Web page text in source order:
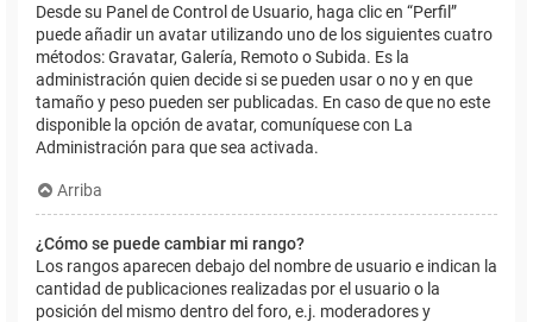
Desde su Panel de Control de Usuario, haga clic en “Perfil”
puede añadir un avatar utilizando uno de los siguientes cuatro
métodos: Gravatar, Galería, Remoto o Subida. Es la
administración quien decide si se pueden usar o no y en que
tamaño y peso pueden ser publicadas. En caso de que no este
disponible la opción de avatar, comuníquese con La
Administración para que sea activada.
Arriba
¿Cómo se puede cambiar mi rango?
Los rangos aparecen debajo del nombre de usuario e indican la
cantidad de publicaciones realizadas por el usuario o la
posición del mismo dentro del foro, e.j. moderadores y